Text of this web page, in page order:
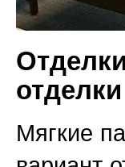
отделки
Мягкие